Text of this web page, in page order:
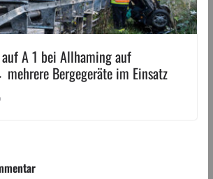
A 1 bei Allhaming auf
Bergegeräte im Einsatz